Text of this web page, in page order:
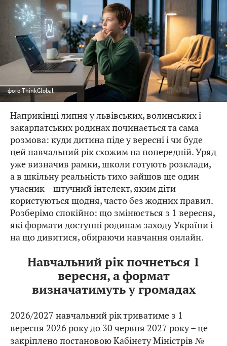
фото ThinkGlobal
Наприкінці липня у львівських, волинських і
закарпатських родинах починається та сама
розмова: куди дитина піде у вересні і чи буде
цей навчальний рік схожим на попередній. Уряд
уже визначив рамки, школи готують розклади,
а в шкільну реальність тихо зайшов ще один
учасник – штучний інтелект, яким діти
користуються щодня, часто без жодних правил.
Розберімо спокійно: що змінюється з 1 вересня,
які формати доступні родинам заходу України і
на що дивитися, обираючи навчання онлайн.
Навчальний рік почнеться 1
вересня, а формат
визначатимуть у громадах
2026/2027 навчальний рік триватиме з 1
вересня 2026 року до 30 червня 2027 року – це
закріплено постановою Кабінету Міністрів №